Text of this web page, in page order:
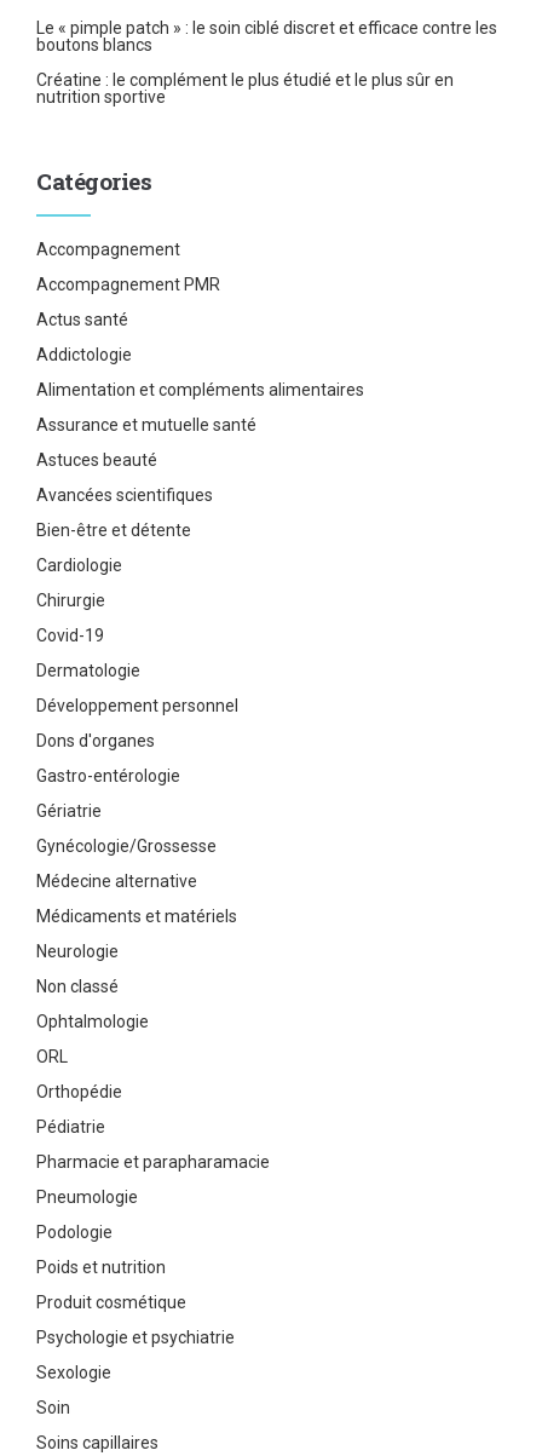
Le « pimple patch » : le soin ciblé discret et efficace contre les
boutons blancs
Créatine : le complément le plus étudié et le plus sûr en
nutrition sportive
Catégories
Accompagnement
Accompagnement PMR
Actus santé
Addictologie
Alimentation et compléments alimentaires
Assurance et mutuelle santé
Astuces beauté
Avancées scientifiques
Bien-être et détente
Cardiologie
Chirurgie
Covid-19
Dermatologie
Développement personnel
Dons d'organes
Gastro-entérologie
Gériatrie
Gynécologie/Grossesse
Médecine alternative
Médicaments et matériels
Neurologie
Non classé
Ophtalmologie
ORL
Orthopédie
Pédiatrie
Pharmacie et parapharamacie
Pneumologie
Podologie
Poids et nutrition
Produit cosmétique
Psychologie et psychiatrie
Sexologie
Soin
Soins capillaires